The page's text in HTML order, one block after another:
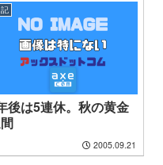
後は5連休。秋の黄金
2005.09.21